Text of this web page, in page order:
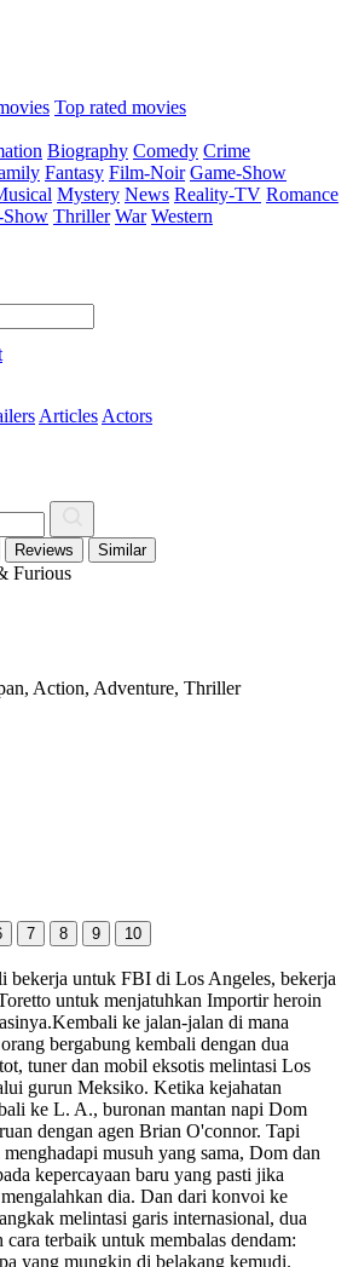
Top rated movies
Biography Comedy Crime
Fantasy Film-Noir Game-Show
Mystery News Reality-TV Romance
Thriller War Western
Articles Actors
Reviews Similar
Furious
Action, Adventure, Thriller
7 8 9 10
bekerja untuk FBI di Los Angeles, bekerja
untuk menjatuhkan Importir heroin
ke jalan-jalan di mana
bergabung kembali dengan dua
tuner dan mobil eksotis melintasi Los
gurun Meksiko. Ketika kejahatan
ke L. A., buronan mantan napi Dom
dengan agen Brian O'connor. Tapi
musuh yang sama, Dom dan
kepercayaan baru yang pasti jika
dia. Dan dari konvoi ke
melintasi garis internasional, dua
cara terbaik untuk membalas dendam:
yang mungkin di belakang kemudi.